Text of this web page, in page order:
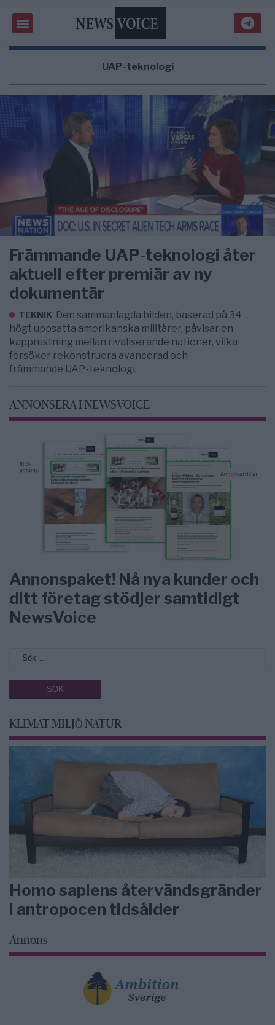
UAP-teknologi
Främmande UAP-teknologi åter
aktuell efter premiär av ny
dokumentär
TEKNIK Den sammanlagda bilden, baserad på 34
högt uppsatta amerikanska militärer, påvisar en
kapprustning mellan rivaliserande nationer, vilka
försöker rekonstruera avancerad och
främmande UAP-teknologi.
ANNONSERA I NEWSVOICE
Annonspaket! Nå nya kunder och
ditt företag stödjer samtidigt
NewsVoice
KLIMAT MILJÖ NATUR
Homo sapiens återvändsgränder
i antropocen tidsålder
Annons